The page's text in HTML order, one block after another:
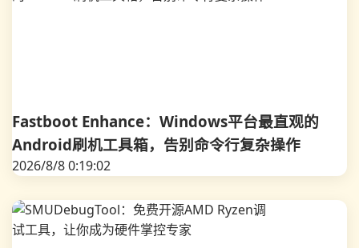
Fastboot Enhance：Windows平台最直观的
Android刷机工具箱，告别命令行复杂操作
2026/8/8 0:19:02